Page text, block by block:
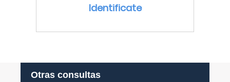
Identificate
Otras consultas